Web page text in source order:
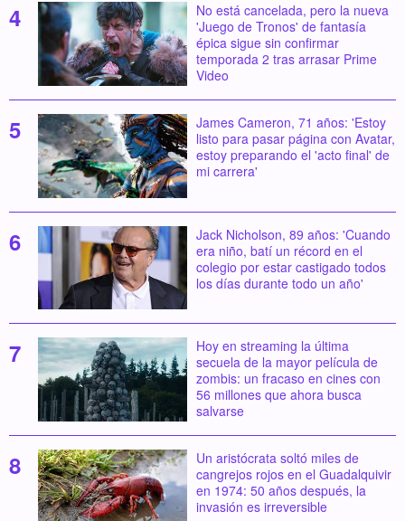
No está cancelada, pero la nueva
'Juego de Tronos' de fantasía
épica sigue sin confirmar
temporada 2 tras arrasar Prime
Video
James Cameron, 71 años: 'Estoy
listo para pasar página con Avatar,
estoy preparando el 'acto final' de
mi carrera'
Jack Nicholson, 89 años: 'Cuando
era niño, batí un récord en el
colegio por estar castigado todos
los días durante todo un año'
Hoy en streaming la última
secuela de la mayor película de
zombis: un fracaso en cines con
56 millones que ahora busca
salvarse
Un aristócrata soltó miles de
cangrejos rojos en el Guadalquivir
en 1974: 50 años después, la
invasión es irreversible